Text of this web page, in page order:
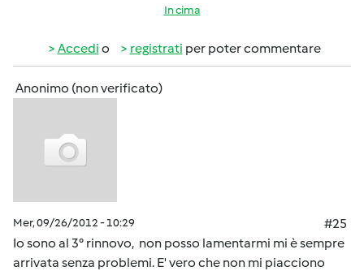
In cima
Accedi o registrati per poter commentare
Anonimo (non verificato)
Mer, 09/26/2012 - 10:29
#25
Io sono al 3° rinnovo, non posso lamentarmi mi è sempre
arrivata senza problemi. E' vero che non mi piacciono